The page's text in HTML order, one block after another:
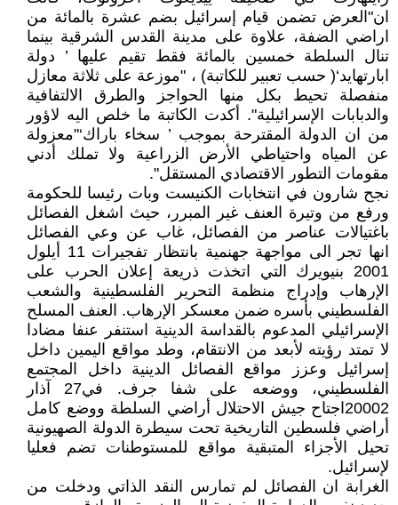
ان"العرض تضمن قيام إسرائيل بضم عشرة بالمائة من
اراضي الضفة، علاوة على مدينة القدس الشرقية بينما
تنال السلطة خمسين بالمائة فقط تقيم عليها ’ دولة
ابارتهايد‘( حسب تعبير للكاتبة) ، "موزعة على ثلاثة معازل
منفصلة تحيط بكل منها الحواجز والطرق الالتفافية
والدبابات الإسرائيلية". أكدت الكاتبة ما خلص اليه لاؤور
من ان الدولة المقترحة بموجب ’ سخاء باراك‘"معزولة
عن المياه واحتياطي الأرض الزراعية ولا تملك أدني
مقومات التطور الاقتصادي المستقل".
نجح شارون في انتخابات الكنيست وبات رئيسا للحكومة
ورفع من وتيرة العنف غير المبرر، حيث اشغل الفصائل
باغتيالات عناصر من الفصائل، غاب عن وعي الفصائل
انها تجر الى مواجهة جهنمية بانتظار تفجيرات 11 أيلول
2001 بنيويرك التي اتخذت ذريعة إعلان الحرب على
الإرهاب وإدراج منظمة التحرير الفلسطينية والشعب
الفلسطيني بأسره ضمن معسكر الإرهاب. العنف المسلح
الإسرائيلي المدعوم بالقداسة الدينية استنفر عنفا مضادا
لا تمتد رؤيته لأبعد من الانتقام، وطد مواقع اليمين داخل
إسرائيل وعزز مواقع الفصائل الدينية داخل المجتمع
الفلسطيني، ووضعه على شفا جرف. في27 آذار
20002اجتاح جيش الاحتلال أراضي السلطة ووضع كامل
أراضي فلسطين التاريخية تحت سيطرة الدولة الصهيونية
تحيل الأجزاء المتبقية مواقع للمستوطنات تضم فعليا
لإسرائيل.
الغرابة ان الفصائل لم تمارس النقد الذاتي ودخلت من